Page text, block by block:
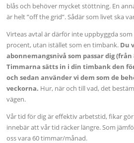
blås och behöver mycket stöttning. En
är helt ”off the grid”. Sådär som livet ska
Virteas avtal är därför inte uppbyggda
procent, utan istället som en timbank. Du
abonnemangsnivå som passar dig
Timmarna sätts in i din timbank den
och sedan använder vi dem som de
veckorna. Hur, när och till vad, det
vägen.
Vår tid för dig är effektiv arbetstid, fikar
innebär att vår tid räcker längre. Som
oss vara 60 timmar/månad.